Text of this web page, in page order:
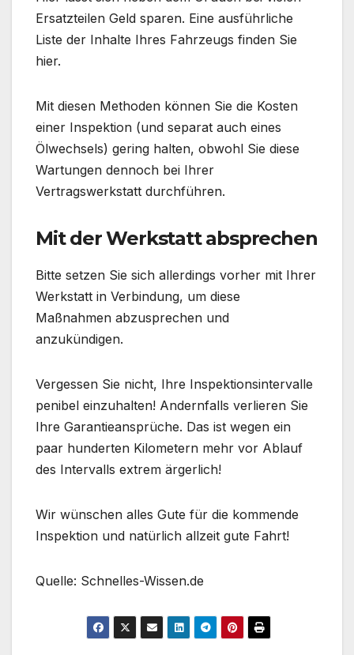
Ersatzteilen Geld sparen. Eine ausführliche
Liste der Inhalte Ihres Fahrzeugs finden Sie
hier.
Mit diesen Methoden können Sie die Kosten
einer Inspektion (und separat auch eines
Ölwechsels) gering halten, obwohl Sie diese
Wartungen dennoch bei Ihrer
Vertragswerkstatt durchführen.
Mit der Werkstatt absprechen
Bitte setzen Sie sich allerdings vorher mit Ihrer
Werkstatt in Verbindung, um diese
Maßnahmen abzusprechen und
anzukündigen.
Vergessen Sie nicht, Ihre Inspektionsintervalle
penibel einzuhalten! Andernfalls verlieren Sie
Ihre Garantieansprüche. Das ist wegen ein
paar hunderten Kilometern mehr vor Ablauf
des Intervalls extrem ärgerlich!
Wir wünschen alles Gute für die kommende
Inspektion und natürlich allzeit gute Fahrt!
Quelle: Schnelles-Wissen.de